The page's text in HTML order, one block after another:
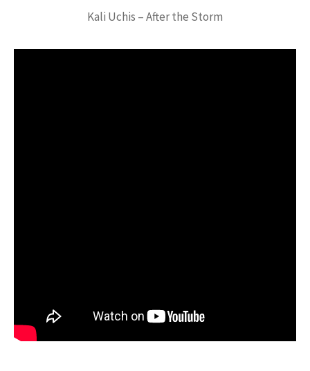
Kali Uchis – After the Storm